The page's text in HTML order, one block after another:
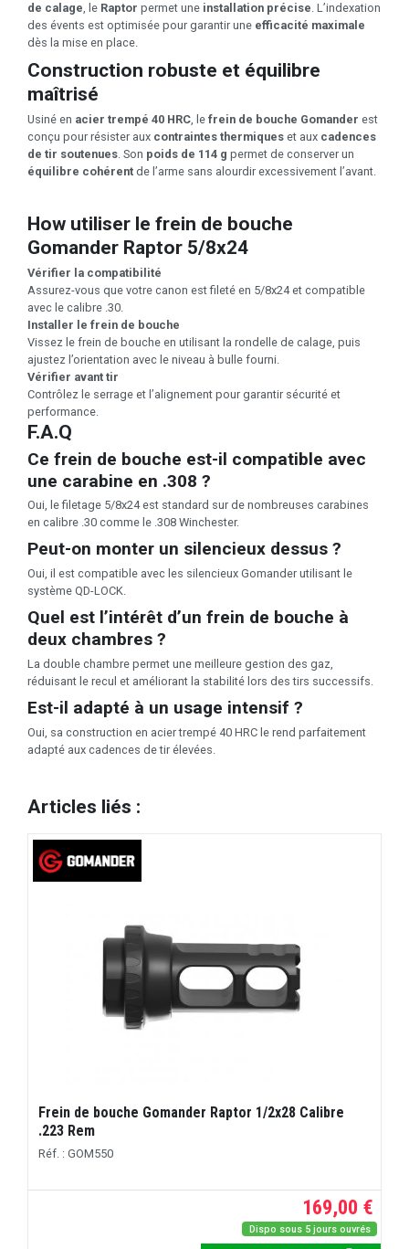
de calage, le Raptor permet une installation précise. L’indexation
des évents est optimisée pour garantir une efficacité maximale
dès la mise en place.
Construction robuste et équilibre
maîtrisé
Usiné en acier trempé 40 HRC , le frein de bouche Gomander est
conçu pour résister aux contraintes thermiques et aux cadences
de tir soutenues . Son poids de 114 g permet de conserver un
équilibre cohérent de l’arme sans alourdir excessivement l’avant.
How utiliser le frein de bouche
Gomander Raptor 5/8x24
Vérifier la compatibilité
Assurez-vous que votre canon est fileté en 5/8x24 et compatible
avec le calibre .30.
Installer le frein de bouche
Vissez le frein de bouche en utilisant la rondelle de calage, puis
ajustez l’orientation avec le niveau à bulle fourni.
Vérifier avant tir
Contrôlez le serrage et l’alignement pour garantir sécurité et
performance.
F.A.Q
Ce frein de bouche est-il compatible avec
une carabine en .308 ?
Oui, le filetage 5/8x24 est standard sur de nombreuses carabines
en calibre .30 comme le .308 Winchester.
Peut-on monter un silencieux dessus ?
Oui, il est compatible avec les silencieux Gomander utilisant le
système QD-LOCK.
Quel est l’intérêt d’un frein de bouche à
deux chambres ?
La double chambre permet une meilleure gestion des gaz,
réduisant le recul et améliorant la stabilité lors des tirs successifs.
Est-il adapté à un usage intensif ?
Oui, sa construction en acier trempé 40 HRC le rend parfaitement
adapté aux cadences de tir élevées.
Articles liés :
Frein de bouche Gomander Raptor 1/2x28 Calibre
.223 Rem
Réf. : GOM550
169,00 €
Dispo sous 5 jours ouvrés